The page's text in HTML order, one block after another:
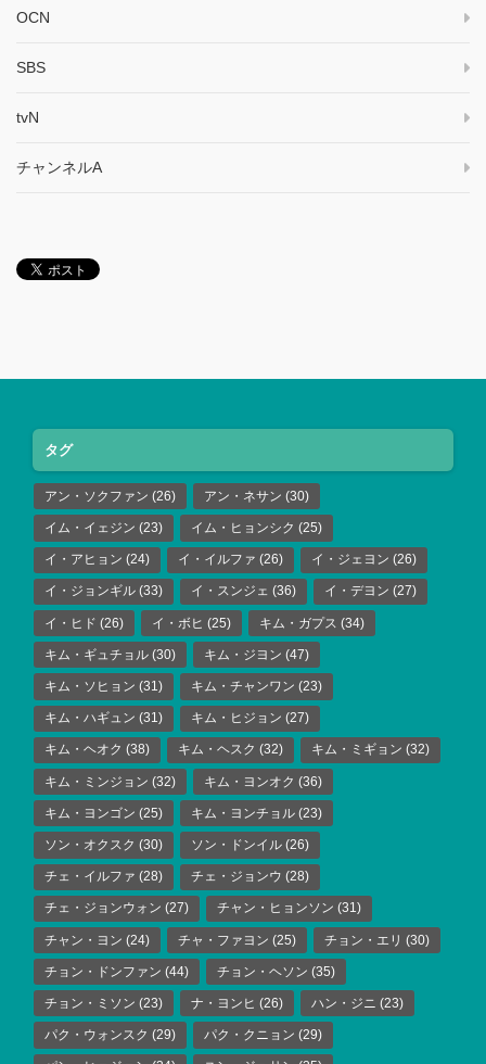
OCN
SBS
tvN
チャンネルA
タグ
アン・ソクファン (26) アン・ネサン (30)
イム・イェジン (23) イム・ヒョンシク (25)
イ・アヒョン (24) イ・イルファ (26) イ・ジェヨン (26)
イ・ジョンギル (33) イ・スンジェ (36) イ・デヨン (27)
イ・ヒド (26) イ・ボヒ (25) キム・ガプス (34)
キム・ギュチョル (30) キム・ジヨン (47)
キム・ソヒョン (31) キム・チャンワン (23)
キム・ハギュン (31) キム・ヒジョン (27)
キム・ヘオク (38) キム・ヘスク (32) キム・ミギョン (32)
キム・ミンジョン (32) キム・ヨンオク (36)
キム・ヨンゴン (25) キム・ヨンチョル (23)
ソン・オクスク (30) ソン・ドンイル (26)
チェ・イルファ (28) チェ・ジョンウ (28)
チェ・ジョンウォン (27) チャン・ヒョンソン (31)
チャン・ヨン (24) チャ・ファヨン (25) チョン・エリ (30)
チョン・ドンファン (44) チョン・ヘソン (35)
チョン・ミソン (23) ナ・ヨンヒ (26) ハン・ジニ (23)
パク・ウォンスク (29) パク・クニョン (29)